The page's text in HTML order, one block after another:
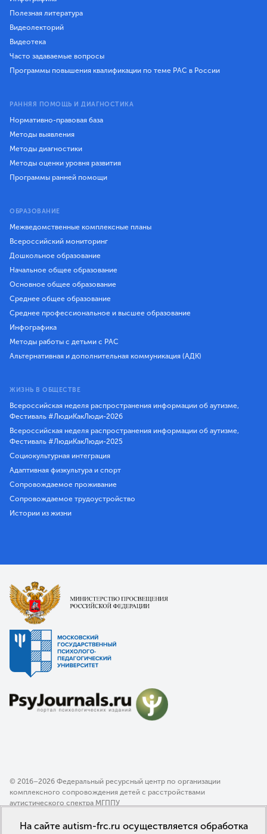
Полезная литература
Видеолекторий
Видеотека
Часто задаваемые вопросы
Программы повышения квалификации по теме РАС в России
РАННЯЯ ПОМОЩЬ И ДИАГНОСТИКА
Нормативно-правовая база
Методы выявления
Методы диагностики
Методы оценки уровня развития
Программы ранней помощи
ОБРАЗОВАНИЕ
Межведомственные комплексные планы
Всероссийский мониторинг
Дошкольное образование
Начальное общее образование
Основное общее образование
Среднее общее образование
Среднее профессиональное и высшее образование
Инфографика
Методы работы с детьми с РАС
Альтернативная и дополнительная коммуникация (АДК)
ЖИЗНЬ В ОБЩЕСТВЕ
Всероссийская неделя распространения информации об аутизме,
Фестиваль #ЛюдиКакЛюди-2026
Всероссийская неделя распространения информации об аутизме,
Фестиваль #ЛюдиКакЛюди-2025
Социокультурная интеграция
Адаптивная физкультура и спорт
Сопровождаемое проживание
Сопровождаемое трудоустройство
Истории из жизни
© 2016–2026 Федеральный ресурсный центр по организации
комплексного сопровождения детей с расстройствами
аутистического спектра МГППУ
Политика конфиденциальности
На сайте autism-frc.ru осуществляется обработка